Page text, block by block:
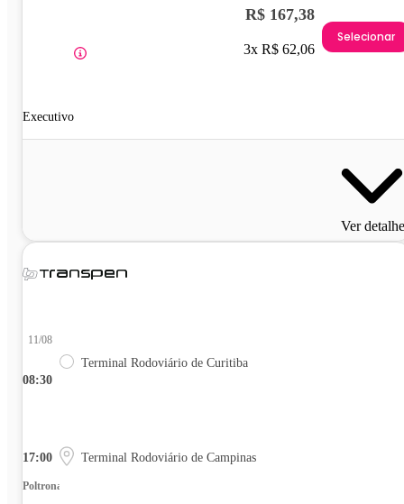
Executivo
R$ 167,38
3x R$ 62,06
Selecionar
Ver
08:30
11/08
Terminal Rodoviário de Curitiba
17:00 Terminal Rodoviário de Campinas
Poltrona